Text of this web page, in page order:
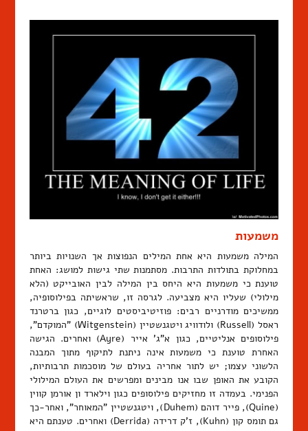
משמעות
המילה משמעות היא אחת המילים הנפוצות אך השנויות ביותר
במחלוקת בתולדות התרבות. מסתמנות שתי גישות למושג: האחת
טוענת כי משמעות היא היחס בין המילה לבין האובייקט (הלא
מילולי) שעליו היא מצביעה. לגרסה זו, שראשיתה בפילוסופיה,
ממשיכים מודרניים רבים: פוזיטיביסטים לוגיים, כגון ברטרנד
ראסל (Russell) ולודוויג ויטגנשטיין (Witgenstein) "המוקדם",
פילוסופים אנליטיים, כגון א"ג' אייר (Ayre) ואחרים. הגישה
האחרת טוענת כי משמעות אינה ניתנת לתיקוף מתוך המבנה
הלשוני עצמו; יש לתור אחריה בעולם של מוסכמות תרבותיות,
הקובע את האופן שבו אנו מבינים ומפרשים את העולם המילולי
הפנימי. בעמדה זו מחזיקים פילוסופים כגון וילארד ון אורמן קווין
(Quine), פייר דוהם (Duhem), ויטגנשטיין "המאוחר", ואחר-כך
גם תומס קון (Kuhn), ז'ק דרידה (Derrida) ואחרים. טענתם היא